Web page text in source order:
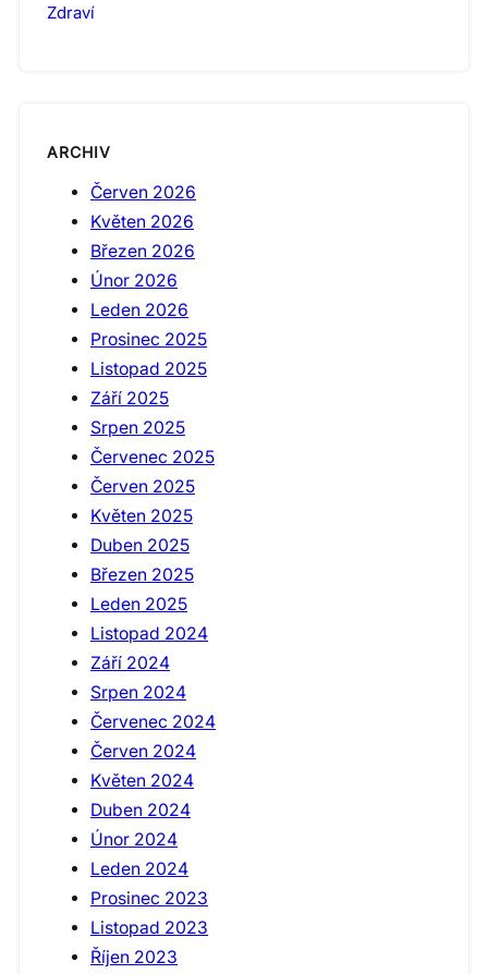
Zdraví
ARCHIV
Červen 2026
Květen 2026
Březen 2026
Únor 2026
Leden 2026
Prosinec 2025
Listopad 2025
Září 2025
Srpen 2025
Červenec 2025
Červen 2025
Květen 2025
Duben 2025
Březen 2025
Leden 2025
Listopad 2024
Září 2024
Srpen 2024
Červenec 2024
Červen 2024
Květen 2024
Duben 2024
Únor 2024
Leden 2024
Prosinec 2023
Listopad 2023
Říjen 2023